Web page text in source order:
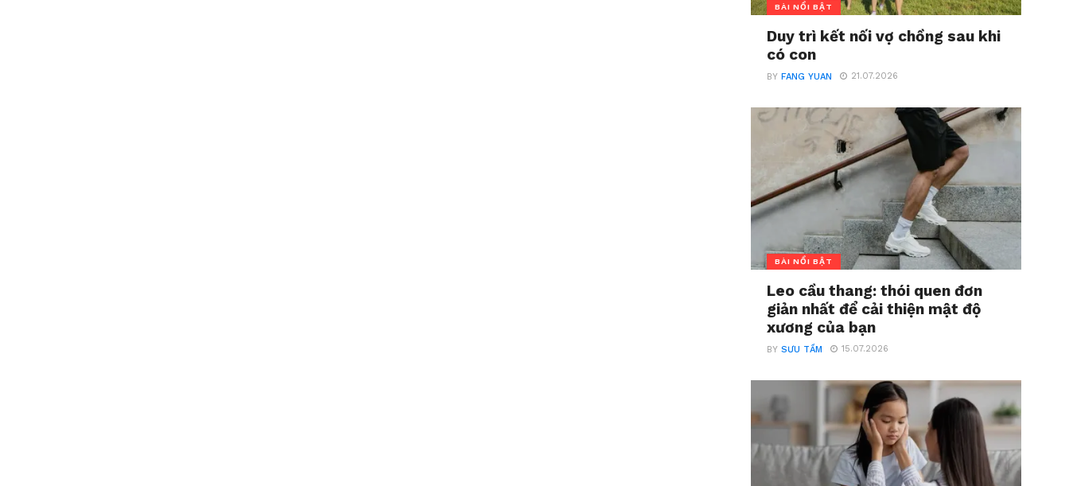
BÀI NỔI BẬT
Duy trì kết nối vợ chồng sau khi
có con
BYFANG YUAN 21.07.2026
BÀI NỔI BẬT
Leo cầu thang: thói quen đơn
giản nhất để cải thiện mật độ
xương của bạn
BYSƯU TẦM 15.07.2026